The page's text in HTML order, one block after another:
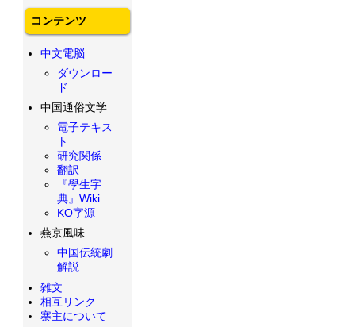
コンテンツ
中文電脳
ダウンロー
ド
中国通俗文学
電子テキス
ト
研究関係
翻訳
『學生字
典』Wiki
KO字源
燕京風味
中国伝統劇
解説
雑文
相互リンク
寨主について